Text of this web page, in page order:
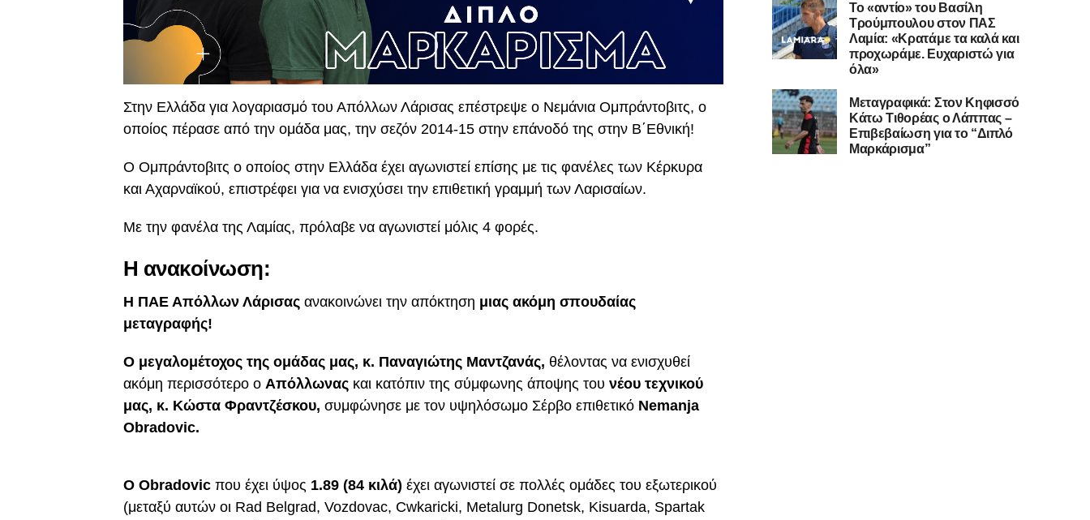
Στην Ελλάδα για λογαριασμό του Απόλλων Λάρισας επέστρεψε ο Νεμάνια Ομπράντοβιτς, ο
οποίος πέρασε από την ομάδα μας, την σεζόν 2014-15 στην επάνοδό της στην Β΄Εθνική!
Ο Ομπράντοβιτς ο οποίος στην Ελλάδα έχει αγωνιστεί επίσης με τις φανέλες των Κέρκυρα
και Αχαρναϊκού, επιστρέφει για να ενισχύσει την επιθετική γραμμή των Λαρισαίων.
Με την φανέλα της Λαμίας, πρόλαβε να αγωνιστεί μόλις 4 φορές.
Η ανακοίνωση:
Η ΠΑΕ Απόλλων Λάρισας ανακοινώνει την απόκτηση μιας ακόμη σπουδαίας
μεταγραφής!
Ο μεγαλομέτοχος της ομάδας μας, κ. Παναγιώτης Μαντζανάς, θέλοντας να ενισχυθεί
ακόμη περισσότερο ο Απόλλωνας και κατόπιν της σύμφωνης άποψης του νέου τεχνικού
μας, κ. Κώστα Φραντζέσκου, συμφώνησε με τον υψηλόσωμο Σέρβο επιθετικό Nemanja
Obradovic.
O Obradovic που έχει ύψος 1.89 (84 κιλά) έχει αγωνιστεί σε πολλές ομάδες του εξωτερικού
(μεταξύ αυτών οι Rad Belgrad, Vozdovac, Cwkaricki, Metalurg Donetsk, Kisuarda, Spartak
Το «αντίο» του Βασίλη
Τρούμπουλου στον ΠΑΣ
Λαμία: «Κρατάμε τα καλά και
προχωράμε. Ευχαριστώ για
όλα»
Μεταγραφικά: Στον Κηφισσό
Κάτω Τιθορέας ο Λάππας –
Επιβεβαίωση για το “Διπλό
Μαρκάρισμα”